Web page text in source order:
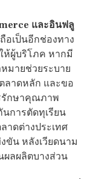
และอินฟลู
อเป็นอีกช่องทาง
ห้ผู้บริโภค หากมี
มายช่วยระบาย
ลาดหลัก และขอ
รักษาคุณภาพ
นการตัดทุเรียน
าดต่างประเทศ
น หลังเวียดนาม
ลผลิตบางส่วน